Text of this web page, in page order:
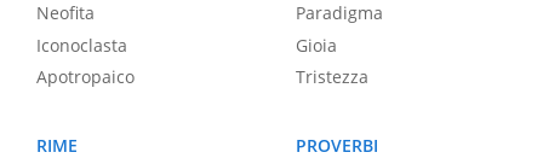
Neofita
Iconoclasta
Apotropaico
Paradigma
Gioia
Tristezza
RIME
PROVERBI